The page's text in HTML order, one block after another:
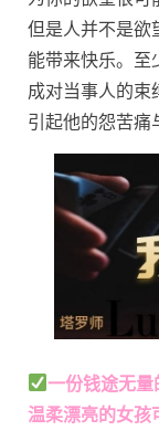
但是人并不是欲
能带来快乐。至
成对当事人的束
引起他的怨苦痛
一份钱途无
温柔漂亮的女孩